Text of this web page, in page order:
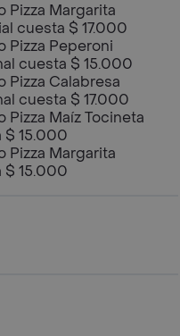
Pizza Margarita
cuesta $ 17.000
Pizza Peperoni
cuesta $ 15.000
Pizza Calabresa
cuesta $ 17.000
Pizza Maíz Tocineta
$ 15.000
Pizza Margarita
$ 15.000